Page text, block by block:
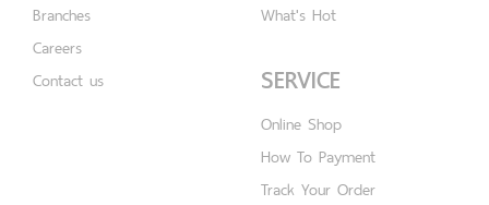
Branches
Careers
Contact us
What's Hot
SERVICE
Online Shop
How To Payment
Track Your Order